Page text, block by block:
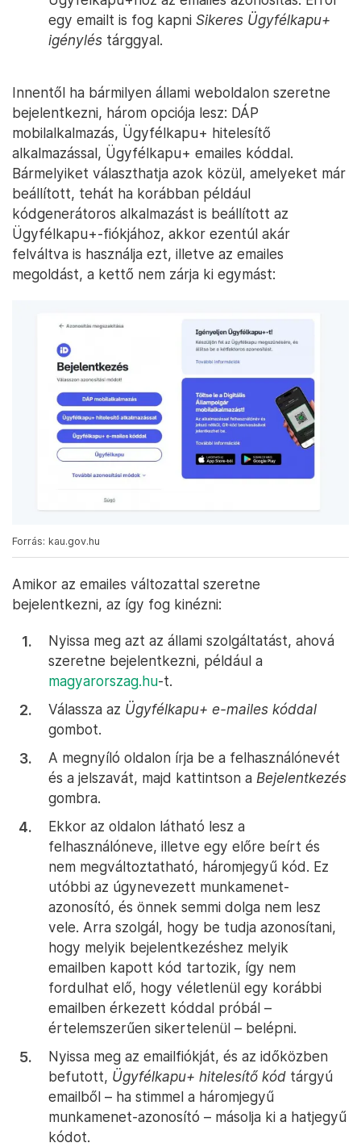
egy emailt is fog kapni Sikeres Ügyfélkapu+
igénylés tárggyal.
Innentől ha bármilyen állami weboldalon szeretne
bejelentkezni, három opciója lesz: DÁP
mobilalkalmazás, Ügyfélkapu+ hitelesítő
alkalmazással, Ügyfélkapu+ emailes kóddal.
Bármelyiket választhatja azok közül, amelyeket már
beállított, tehát ha korábban például
kódgenerátoros alkalmazást is beállított az
Ügyfélkapu+-fiókjához, akkor ezentúl akár
felváltva is használja ezt, illetve az emailes
megoldást, a kettő nem zárja ki egymást:
Forrás: kau.gov.hu
Amikor az emailes változattal szeretne
bejelentkezni, az így fog kinézni:
Nyissa meg azt az állami szolgáltatást, ahová
szeretne bejelentkezni, például a
magyarorszag.hu-t.
Válassza az Ügyfélkapu+ e-mailes kóddal
gombot.
A megnyíló oldalon írja be a felhasználónevét
és a jelszavát, majd kattintson a Bejelentkezés
gombra.
Ekkor az oldalon látható lesz a
felhasználóneve, illetve egy előre beírt és
nem megváltoztatható, háromjegyű kód. Ez
utóbbi az úgynevezett munkamenet-
azonosító, és önnek semmi dolga nem lesz
vele. Arra szolgál, hogy be tudja azonosítani,
hogy melyik bejelentkezéshez melyik
emailben kapott kód tartozik, így nem
fordulhat elő, hogy véletlenül egy korábbi
emailben érkezett kóddal próbál –
értelemszerűen sikertelenül – belépni.
Nyissa meg az emailfiókját, és az időközben
befutott, Ügyfélkapu+ hitelesítő kód tárgyú
emailből – ha stimmel a háromjegyű
munkamenet-azonosító – másolja ki a hatjegyű
kódot.